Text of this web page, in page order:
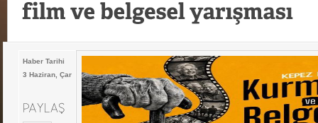
Haber Tarihi
3 Haziran, Çar